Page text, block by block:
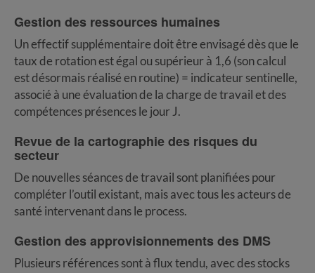
Gestion des ressources humaines
Un effectif supplémentaire doit être envisagé dès que le
taux de rotation est égal ou supérieur à 1,6 (son calcul
est désormais réalisé en routine) = indicateur sentinelle,
associé à une évaluation de la charge de travail et des
compétences présences le jour J.
Revue de la cartographie des risques du
secteur
De nouvelles séances de travail sont planifiées pour
compléter l’outil existant, mais avec tous les acteurs de
santé intervenant dans le process.
Gestion des approvisionnements des DMS
Plusieurs références sont à flux tendu, avec des stocks